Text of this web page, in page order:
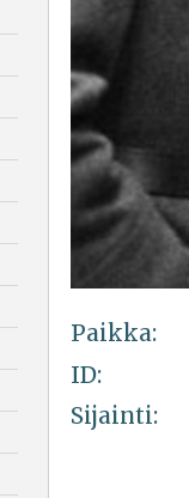
Paikka:
ID:
Sijainti: